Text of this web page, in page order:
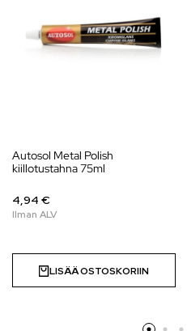
Autosol Metal Polish
kiillotustahna 75ml
4,94 €
LISÄÄ OSTOSKORIIN